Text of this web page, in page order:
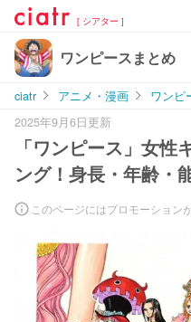
[ シアター ]
ワンピースまとめ
ciatr アニメ・漫画 ワンピ
2025年9月6日更新
「ワンピース」女
ング！身長・年齢・
このページにはプロモーション